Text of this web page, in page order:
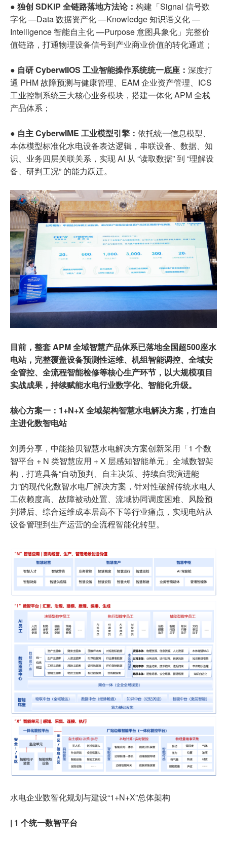
● 独创 SDKIP 全链路落地方法论： 构建「Signal 信号数
字化 —Data 数据资产化 —Knowledge 知识语义化 —
Intelligence 智能自主化 —Purpose 意图具象化」完整价
值链路，打通物理设备信号到产业商业价值的转化通道；
● 自研 CyberwIIOS 工业智能操作系统统一底座： 深度打
通 PHM 故障预测与健康管理、EAM 企业资产管理、ICS
工业控制系统三大核心业务模块，搭建一体化 APM 全栈
产品体系；
● 自主 CyberwIME 工业模型引擎： 依托统一信息模型、
本体模型标准化水电设备表达逻辑，串联设备、数据、知
识、业务四层关联关系，实现 AI 从 “读取数据” 到 “理解设
备、研判工况” 的能力跃迁。
目前，整套 APM 全域智慧产品体系已落地全国超500座水
电站，完整覆盖设备预测性运维、机组智能调控、全域安
全管控、全流程智能检修等核心生产环节，以大规模项目
实战成果，持续赋能水电行业数字化、智能化升级。
核心方案一：1+N+X 全域架构智慧水电解决方案，打造自
主进化数智电站
刘勇分享，中能拾贝智慧水电解决方案创新采用「1 个数
智平台 + N 类智慧应用 + X 层感知智能单元」全域数智架
构，打造具备“自动预判、自主决策、持续自我演进能
力”的现代化数智水电厂解决方案，针对性破解传统水电人
工依赖度高、故障被动处置、流域协同调度困难、风险预
判滞后、综合运维成本居高不下等行业痛点，实现电站从
设备管理到生产运营的全流程智能化转型。
水电企业数智化规划与建设“1+N+X”总体架构
| 1 个统一数智平台